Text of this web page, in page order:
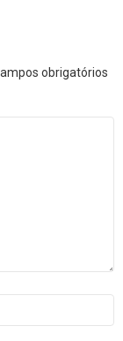
obrigatórios